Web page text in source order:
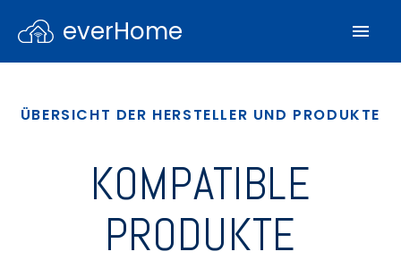
everHome
ÜBERSICHT DER HERSTELLER UND PRODUKTE
KOMPATIBLE
PRODUKTE